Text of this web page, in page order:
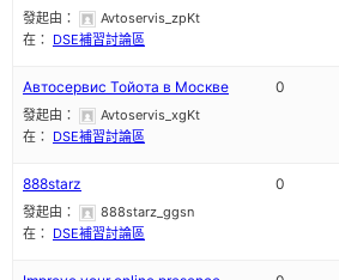
發起由：
Avtoservis_zpKt
在： DSE補習討論區
Автосервис Тойота в Москве
發起由：
Avtoservis_xgKt
在： DSE補習討論區
0
888starz
發起由：
888starz_ggsn
在： DSE補習討論區
0